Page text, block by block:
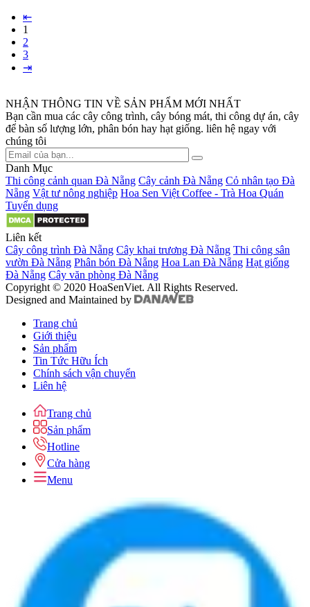
⇤
1
2
3
⇥
NHẬN THÔNG TIN VỀ SẢN PHẨM MỚI NHẤT
Bạn cần mua các cây công trình, cây bóng mát, thi công dự án, cây
để bàn số lượng lớn, phân bón hay hạt giống. liên hệ ngay với
chúng tôi
Danh Mục
Thi công cảnh quan Đà Nẵng Cây cảnh Đà Nẵng Cỏ nhân tạo Đà
Nẵng Vật tư nông nghiệp Hoa Sen Việt Coffee - Trà Hoa Quán
Tuyển dụng
Liên kết
Cây công trình Đà Nẵng Cây khai trương Đà Nẵng Thi công sân
vườn Đà Nẵng Phân bón Đà Nẵng Hoa Lan Đà Nẵng Hạt giống
Đà Nẵng Cây văn phòng Đà Nẵng
Copyright © 2020 HoaSenViet. All Rights Reserved.
Designed and Maintained by
Trang chủ
Giới thiệu
Sản phẩm
Tin Tức Hữu Ích
Chính sách vận chuyển
Liên hệ
Trang chủ
Sản phẩm
Hotline
Cửa hàng
Menu